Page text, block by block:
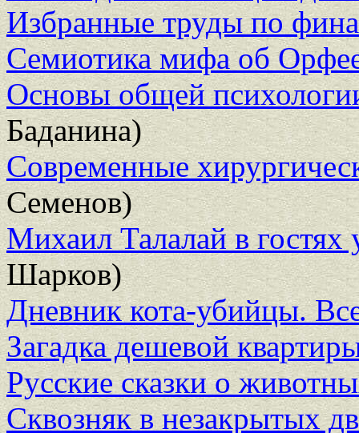
Избранные труды по
Семиотика мифа об
Основы общей
Баданина)
Современные
Семенов)
Михаил Талалай в гостях
Шарков)
Дневник кота-убийцы.
Загадка дешевой
Русские сказки о
Сквозняк в незакрытых